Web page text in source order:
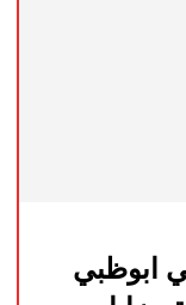
ابوظبي